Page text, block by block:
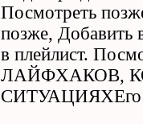
Посмотреть
позже, Добавить
в плейлист.
ЛАЙФХАКОВ,
СИТУАЦИЯХЕго